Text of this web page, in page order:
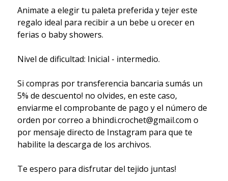
Animate a elegir tu paleta preferida y tejer este
regalo ideal para recibir a un bebe u orecer en
ferias o baby showers.
Nivel de dificultad: Inicial - intermedio.
Si compras por transferencia bancaria sumás un
5% de descuento! no olvides, en este caso,
enviarme el comprobante de pago y el número de
orden por correo a bhindi.crochet@gmail.com o
por mensaje directo de Instagram para que te
habilite la descarga de los archivos.
Te espero para disfrutar del tejido juntas!